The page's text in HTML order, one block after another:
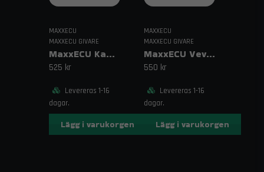
MAXXECU
MAXXECU GIVARE
MaxxECU Kampositionsgivare Digital Lång
525 kr
Levereras 1-16
dagar.
Lägg i varukorgen
MAXXECU
MAXXECU GIVARE
MaxxECU Vevaxelgivare Bosch VR-givare
550 kr
Levereras 1-16
dagar.
Lägg i varukorgen